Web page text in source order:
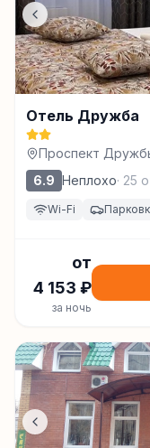
Отель Дружба
Проспект
6.9 Неплохо· 25
Wi-Fi
от
4 153 ₽
за ночь